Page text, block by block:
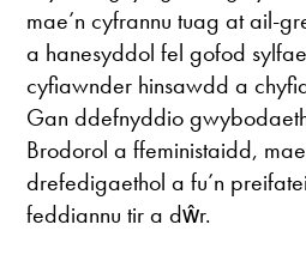
mae’n cyfrannu tuag at ail-
a hanesyddol fel gofod
cyfiawnder hinsawdd a
Gan ddefnyddio
Brodorol a ffeministaidd,
drefedigaethol a fu’n
feddiannu tir a dŵr.